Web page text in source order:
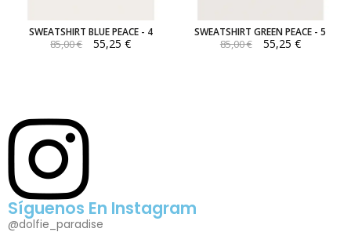
SWEATSHIRT BLUE PEACE - 4
85,00 € 55,25 €
SWEATSHIRT GREEN PEACE - 5
85,00 € 55,25 €
Síguenos En Instagram
@dolfie_paradise